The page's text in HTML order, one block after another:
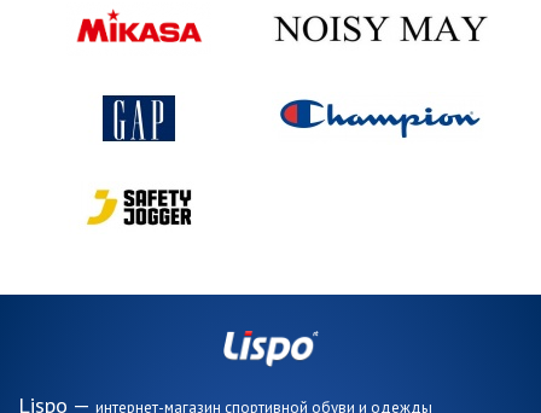
Lispo — интернет-магазин спортивной обуви и одежды